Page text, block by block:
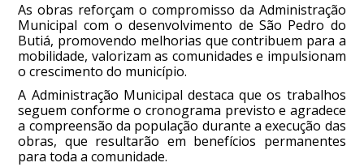
As obras reforçam o compromisso da Administração
Municipal com o desenvolvimento de São Pedro do
Butiá, promovendo melhorias que contribuem para a
mobilidade, valorizam as comunidades e impulsionam
o crescimento do município.
A Administração Municipal destaca que os trabalhos
seguem conforme o cronograma previsto e agradece
a compreensão da população durante a execução das
obras, que resultarão em benefícios permanentes
para toda a comunidade.